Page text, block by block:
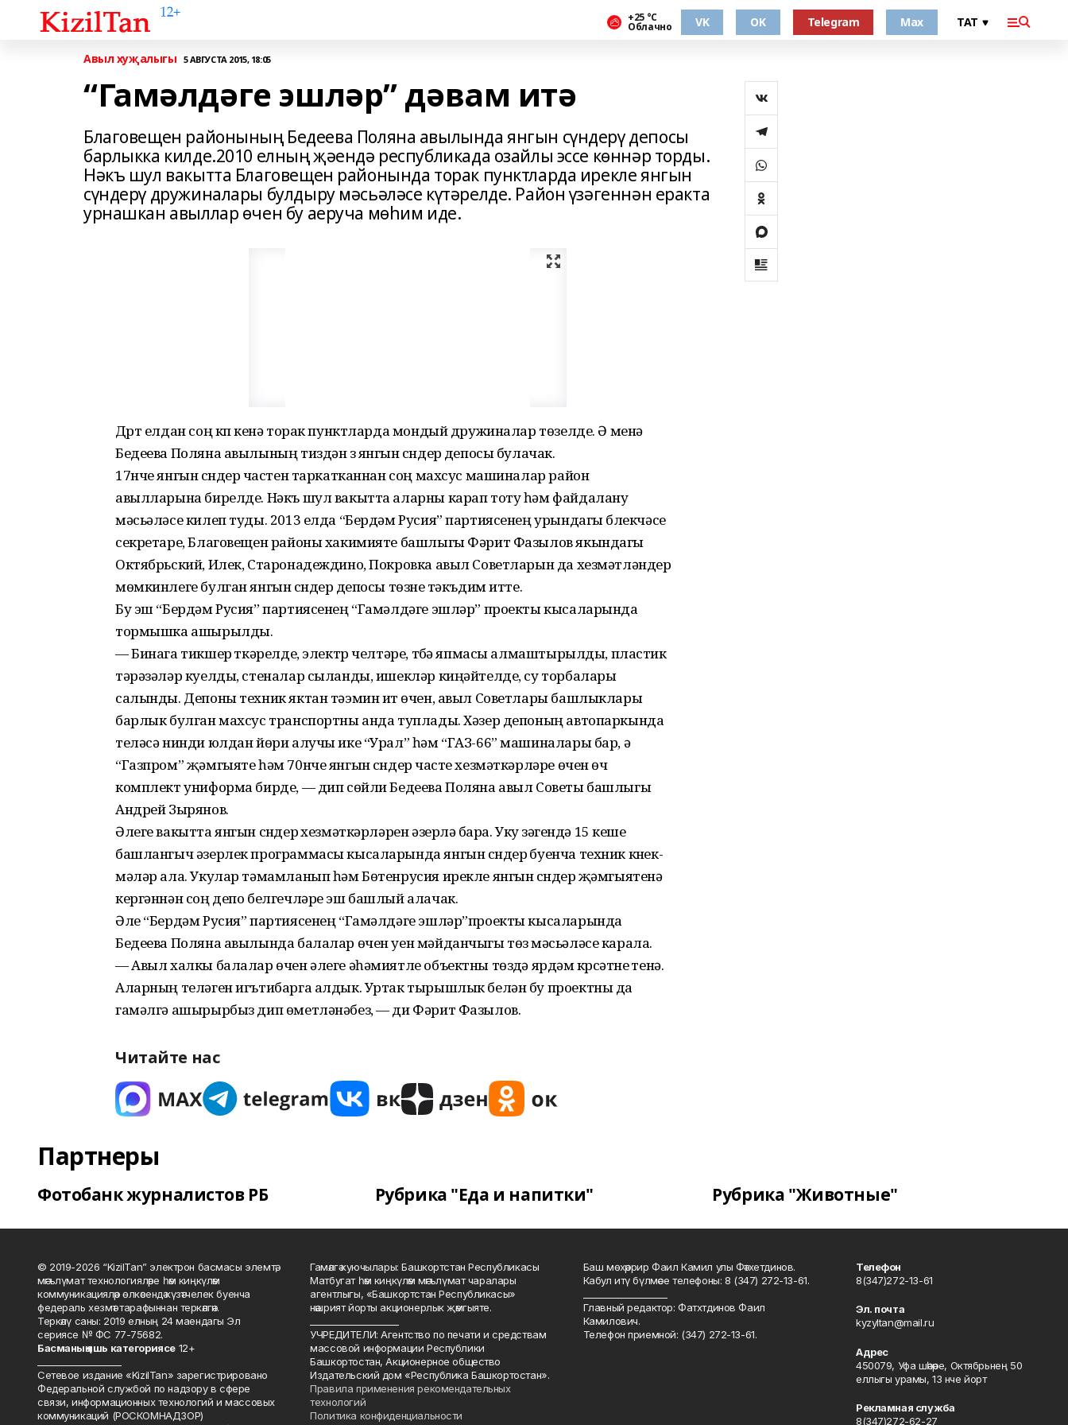
+25 °С
Облачно VK OK Telegram Max
Авыл хуҗалыгы 5 АВГУСТА 2015, 18:05
“Гамәлдәге эшләр” дәвам итә
Благовещен районының Бедеева Поляна авылында янгын сүндерү депосы
барлыкка килде.2010 елның җәендә республикада озайлы эссе көннәр торды.
Нәкъ шул вакытта Благовещен районында торак пунктларда ирекле янгын
сүндерү дружиналары булдыру мәсьәләсе күтәрелде. Район үзәгеннән еракта
урнашкан авыллар өчен бу аеруча мөһим иде.
Дүрт елдан соң күп кенә торак пунктларда мондый дружиналар төзелде. Ә менә
Бедеева Поляна авылының тиздән үз янгын сүндерү депосы булачак.
17нче янгын сүндерү частен таркатканнан соң махсус машиналар район
авылларына бирелде. Нәкъ шул вакытта аларны карап тоту һәм файдалану
мәсьәләсе килеп туды. 2013 елда “Бердәм Русия” партиясенең урындагы бүлекчәсе
секретаре, Благовещен районы хакимияте башлыгы Фәрит Фазылов якындагы
Октябрьский, Илек, Старонадеждино, Покровка авыл Советларын да хезмәтләндерү
мөмкинлеге булган янгын сүндерү депосы төзүне тәкъдим итте.
Бу эш “Бердәм Русия” партиясенең “Гамәл­дәге эшләр” проекты кысаларында
тормышка ашырылды.
— Бинага тикшерү үткәрелде, электр челтәре, түбә япмасы алмаштырылды, пластик
тәрәзәләр куелды, стеналар сыланды, ишекләр киңәйтелде, су торбалары
салынды. Депоны техник яктан тәэмин итү өчен, авыл Советлары башлыклары
барлык булган махсус транспортны анда туплады. Хәзер депоның автопаркында
теләсә нинди юлдан йөри алучы ике “Урал” һәм “ГАЗ-66” машиналары бар, ә
“Газпром” җәмгыяте һәм 70нче янгын сүндерү часте хезмәткәрләре өчен өч
комплект униформа бирде, — дип сөйли Бедеева Поляна авыл Советы башлыгы
Андрей Зырянов.
Әлеге вакытта янгын сүндерү хезмәткәрләрен әзерләү бара. Уку үзәгендә 15 кеше
башлангыч әзерлек программасы кысаларында янгын сүндерү буенча техник күнек­
мәләр ала. Укулар тәмамланып һәм Бөтенрусия ирекле янгын сүндерү җәмгыятенә
кергәннән соң депо белгечләре эш башлый алачак.
Әле “Бердәм Русия” партиясенең “Гамәлдәге эшләр”проекты кысаларында
Бедеева Поляна авылында балалар өчен уен мәйданчыгы төзү мәсьәләсе карала.
— Авыл халкы балалар өчен әлеге әһәмиятле объектны төзүдә ярдәм күрсәтүне үтенә.
Аларның теләген игътибарга алдык. Уртак тырышлык белән бу проектны да
гамәлгә ашырырбыз дип өметләнәбез, — ди Фәрит Фазылов.
Читайте нас
Партнеры
Фотобанк журналистов РБ Рубрика "Еда и напитки" Рубрика "Животные"
© 2019-2026 “KizilTan” электрон басмасы элемтә,
мәгълүмат технологияләре һәм киңкүләм
коммуникацияләр өлкәсендә күзәтчелек буенча
федераль хезмәт тарафыннан теркәлгән.
Теркәлү саны: 2019 елның 24 маендагы Эл
сериясе № ФС 77-75682.
Басманың яшь категориясе12+
Сетевое издание «KizilTan» зарегистрировано
Федеральной службой по надзору в сфере
связи, информационных технологий и массовых
коммуникаций (РОСКОМНАДЗОР)
Гамәлгә куючылары: Башкортстан Республикасы
Матбугат һәм киңкүләм мәгълүмат чаралары
агентлыгы, «Башкортстан Республикасы»
нәшрият йорты акционерлык җәмгыяте.
УЧРЕДИТЕЛИ: Агентство по печати и средствам
массовой информации Республики
Башкортостан, Акционерное общество
Издательский дом «Республика Башкортостан».
Правила применения рекомендательных
технологий
Политика конфиденциальности
Баш мөхәррир Фаил Камил улы Фәтхетдинов.
Кабул итү бүлмәсе телефоны: 8 (347) 272-13-61.
Главный редактор: Фатхтдинов Фаил
Камилович.
Телефон приемной: (347) 272-13-61.
Телефон
8(347)272-13-61
Эл. почта
kyzyltan@mail.ru
Адрес
450079, Уфа шәһәре, Октябрьнең 50
еллыгы урамы, 13 нче йорт
Рекламная служба
8(347)272-62-27